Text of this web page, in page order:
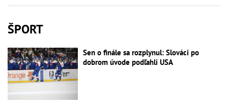
ŠPORT
Sen o finále sa rozplynul: Slováci po
dobrom úvode podľahli USA